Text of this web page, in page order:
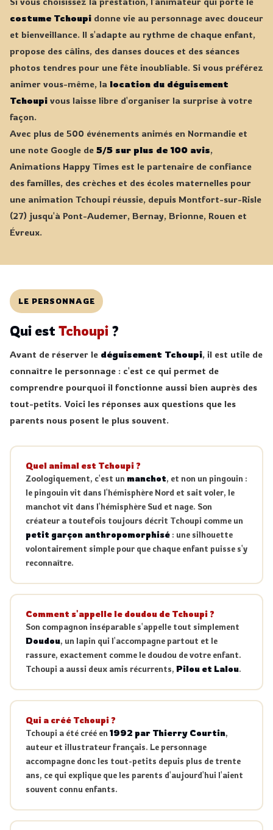
costume Tchoupi donne vie au personnage avec douceur
et bienveillance. Il s'adapte au rythme de chaque enfant,
propose des câlins, des danses douces et des séances
photos tendres pour une fête inoubliable. Si vous préférez
animer vous-même, la location du déguisement
Tchoupi vous laisse libre d'organiser la surprise à votre
façon.
Avec plus de 500 événements animés en Normandie et
une note Google de 5/5 sur plus de 100 avis,
Animations Happy Times est le partenaire de confiance
des familles, des crèches et des écoles maternelles pour
une animation Tchoupi réussie, depuis Montfort-sur-Risle
(27) jusqu'à Pont-Audemer, Bernay, Brionne, Rouen et
Évreux.
LE PERSONNAGE
Qui est Tchoupi ?
Avant de réserver le déguisement Tchoupi, il est utile de
connaître le personnage : c'est ce qui permet de
comprendre pourquoi il fonctionne aussi bien auprès des
tout-petits. Voici les réponses aux questions que les
parents nous posent le plus souvent.
Quel animal est Tchoupi ?
Zoologiquement, c'est unmanchot, et non un pingouin :
le pingouin vit dans l'hémisphère Nord et sait voler, le
manchot vit dans l'hémisphère Sud et nage. Son
créateur a toutefois toujours décrit Tchoupi comme un
petit garçon anthropomorphisé : une silhouette
volontairement simple pour que chaque enfant puisse s'y
reconnaître.
Comment s'appelle le doudou de Tchoupi ?
Son compagnon inséparable s'appelle tout simplement
Doudou, un lapin qui l'accompagne partout et le
rassure, exactement comme le doudou de votre enfant.
Tchoupi a aussi deux amis récurrents, Pilou et Lalou.
Qui a créé Tchoupi ?
Tchoupi a été créé en1992 par Thierry Courtin,
auteur et illustrateur français. Le personnage
accompagne donc les tout-petits depuis plus de trente
ans, ce qui explique que les parents d'aujourd'hui l'aient
souvent connu enfants.